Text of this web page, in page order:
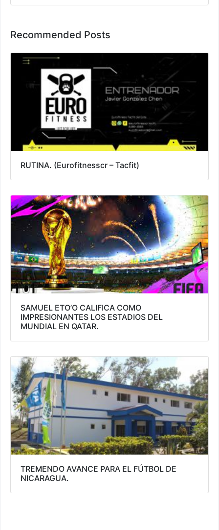
Recommended Posts
RUTINA. (Eurofitnesscr – Tacfit)
SAMUEL ETO’O CALIFICA COMO
IMPRESIONANTES LOS ESTADIOS DEL
MUNDIAL EN QATAR.
TREMENDO AVANCE PARA EL FÚTBOL DE
NICARAGUA.